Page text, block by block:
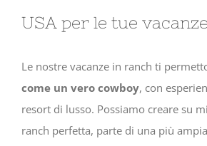
USA per le tue vacanze
Le nostre vacanze in ranch ti
come un vero cowboy, con
resort di lusso. Possiamo creare su
ranch perfetta, parte di una più ampia